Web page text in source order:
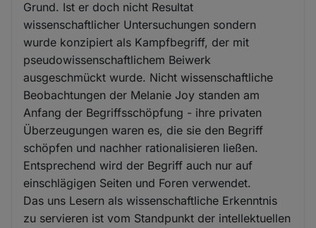
Grund. Ist er doch nicht Resultat
wissenschaftlicher Untersuchungen sondern
wurde konzipiert als Kampfbegriff, der mit
pseudowissenschaftlichem Beiwerk
ausgeschmückt wurde. Nicht wissenschaftliche
Beobachtungen der Melanie Joy standen am
Anfang der Begriffsschöpfung - ihre privaten
Überzeugungen waren es, die sie den Begriff
schöpfen und nachher rationalisieren ließen.
Entsprechend wird der Begriff auch nur auf
einschlägigen Seiten und Foren verwendet.
Das uns Lesern als wissenschaftliche Erkenntnis
zu servieren ist vom Standpunkt der intellektuellen